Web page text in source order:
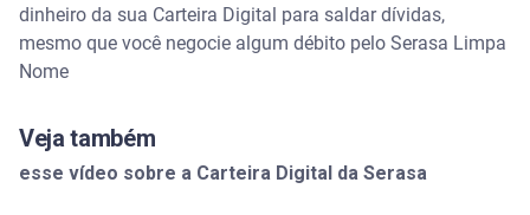
dinheiro da sua Carteira Digital para saldar dívidas,
mesmo que você negocie algum débito pelo Serasa Limpa
Nome
Veja também
esse vídeo sobre a Carteira Digital da Serasa